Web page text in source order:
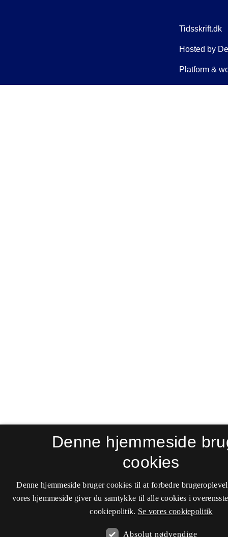
Denne hjemmeside
cookies
Denne hjemmeside bruger cookies til at forbedre
vores hjemmeside giver du samtykke til alle cookies i
cookiepolitik. Se vores cookiepolitik
Absolut nødvendige